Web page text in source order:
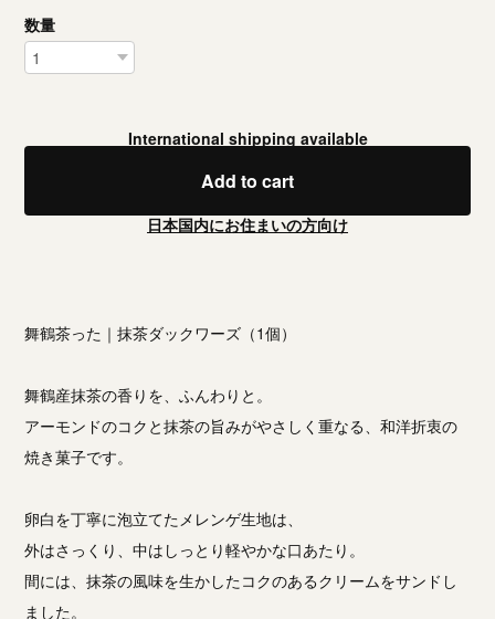
数量
International shipping available
Add to cart
日本国内にお住まいの方向け
舞鶴茶った｜抹茶ダックワーズ（1個）
舞鶴産抹茶の香りを、ふんわりと。
アーモンドのコクと抹茶の旨みがやさしく重なる、和洋折衷の
焼き菓子です。
卵白を丁寧に泡立てたメレンゲ生地は、
外はさっくり、中はしっとり軽やかな口あたり。
間には、抹茶の風味を生かしたコクのあるクリームをサンドし
ました。